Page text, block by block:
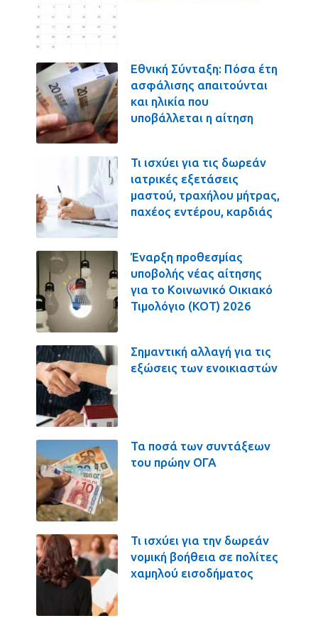
Εθνική Σύνταξη: Πόσα έτη
ασφάλισης απαιτούνται
και ηλικία που
υποβάλλεται η αίτηση
Τι ισχύει για τις δωρεάν
ιατρικές εξετάσεις
μαστού, τραχήλου μήτρας,
παχέος εντέρου, καρδιάς
Έναρξη προθεσμίας
υποβολής νέας αίτησης
για το Κοινωνικό Οικιακό
Τιμολόγιο (ΚΟΤ) 2026
Σημαντική αλλαγή για τις
εξώσεις των ενοικιαστών
Τα ποσά των συντάξεων
του πρώην ΟΓΑ
Τι ισχύει για την δωρεάν
νομική βοήθεια σε πολίτες
χαμηλού εισοδήματος